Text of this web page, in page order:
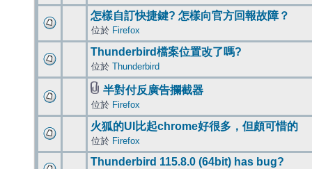
怎樣自訂快捷鍵? 怎樣向官方回報故障？
位於 Firefox
Thunderbird檔案位置改了嗎?
位於 Thunderbird
半對付反廣告攔截器
位於 Firefox
火狐的UI比起chrome好很多，但頗可惜的
位於 Firefox
Thunderbird 115.8.0 (64bit) has bug?